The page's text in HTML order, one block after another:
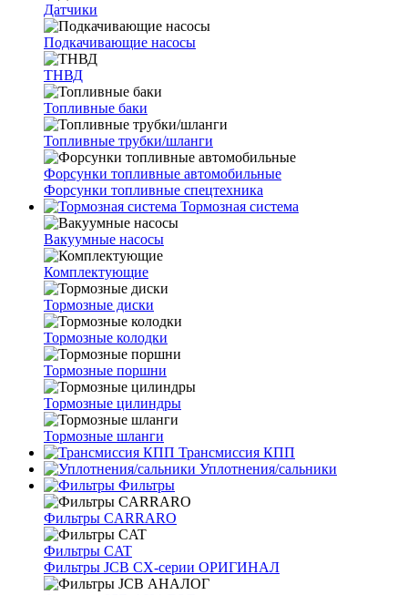
Датчики
Подкачивающие насосы
ТНВД
Топливные баки
Топливные трубки/шланги
Форсунки топливные автомобильные
Форсунки топливные спецтехника
Тормозная система
Вакуумные насосы
Комплектующие
Тормозные диски
Тормозные колодки
Тормозные поршни
Тормозные цилиндры
Тормозные шланги
Трансмиссия КПП
Уплотнения/сальники
Фильтры
Фильтры CARRARO
Фильтры CAT
Фильтры JCB CX-серии ОРИГИНАЛ